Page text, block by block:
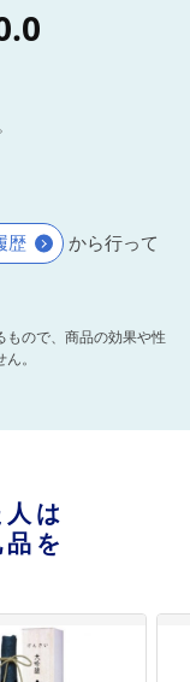
歴
から行って
ので、商品の効果や性
。
は
を